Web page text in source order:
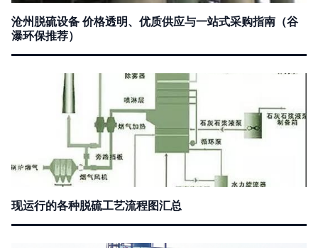
沧州脱硫设备 价格透明、优质供应与一站式采购指南（谷
瀑环保推荐）
现运行的各种脱硫工艺流程图汇总